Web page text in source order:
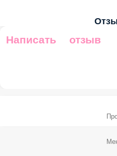
Написать отзыв